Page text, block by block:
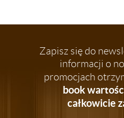
Zapisz się do
informacji o
promocjach
book
całkowicie